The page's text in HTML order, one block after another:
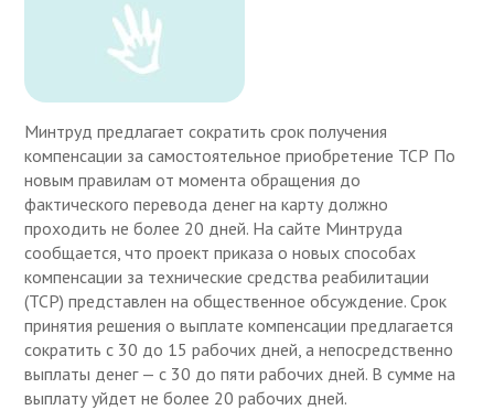
Минтруд предлагает сократить срок получения
компенсации за самостоятельное приобретение ТСР По
новым правилам от момента обращения до
фактического перевода денег на карту должно
проходить не более 20 дней. На сайте Минтруда
сообщается, что проект приказа о новых способах
компенсации за технические средства реабилитации
(ТСР) представлен на общественное обсуждение. Срок
принятия решения о выплате компенсации предлагается
сократить с 30 до 15 рабочих дней, а непосредственно
выплаты денег — с 30 до пяти рабочих дней. В сумме на
выплату уйдет не более 20 рабочих дней.